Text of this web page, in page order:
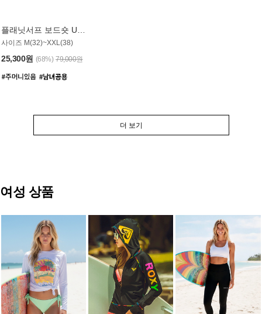
플래닛서프 보드숏 UMB008YPS
사이즈 M(32)~XXL(38)
25,300원 (68%) 79,000원
더 보기
여성 상품